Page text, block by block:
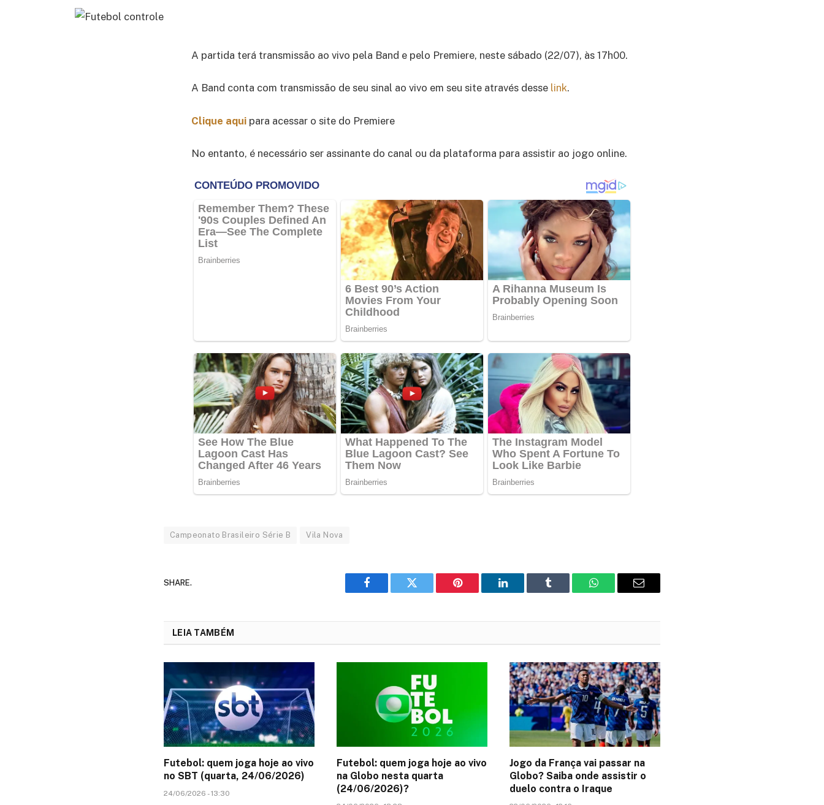
A partida terá transmissão ao vivo pela Band e pelo Premiere, neste sábado (22/07), às 17h00.
A Band conta com transmissão de seu sinal ao vivo em seu site através desse link.
Clique aqui para acessar o site do Premiere
No entanto, é necessário ser assinante do canal ou da plataforma para assistir ao jogo online.
Campeonato Brasileiro Série B Vila Nova
SHARE.
Facebook Twitter Pinterest LinkedIn Tumblr WhatsAppEmail
LEIA TAMBÉM
Futebol: quem joga hoje ao vivo
no SBT (quarta, 24/06/2026)
24/06/2026 - 13:30
Futebol: quem joga hoje ao vivo
na Globo nesta quarta
(24/06/2026)?
Jogo da França vai passar na
Globo? Saiba onde assistir o
duelo contra o Iraque